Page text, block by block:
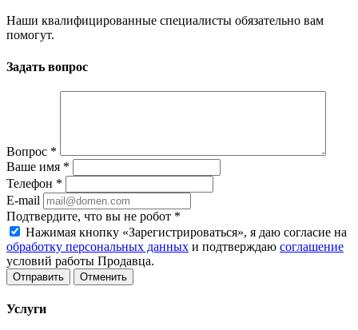
Наши квалифицированные специалисты обязательно вам
помогут.
Задать вопрос
Вопрос *
Ваше имя *
Телефон *
E-mail
Подтвердите, что вы не робот *
Нажимая кнопку «Зарегистрироваться», я даю согласие на
обработку персональных данных и подтверждаю соглашение
условий работы Продавца.
Отменить
Услуги